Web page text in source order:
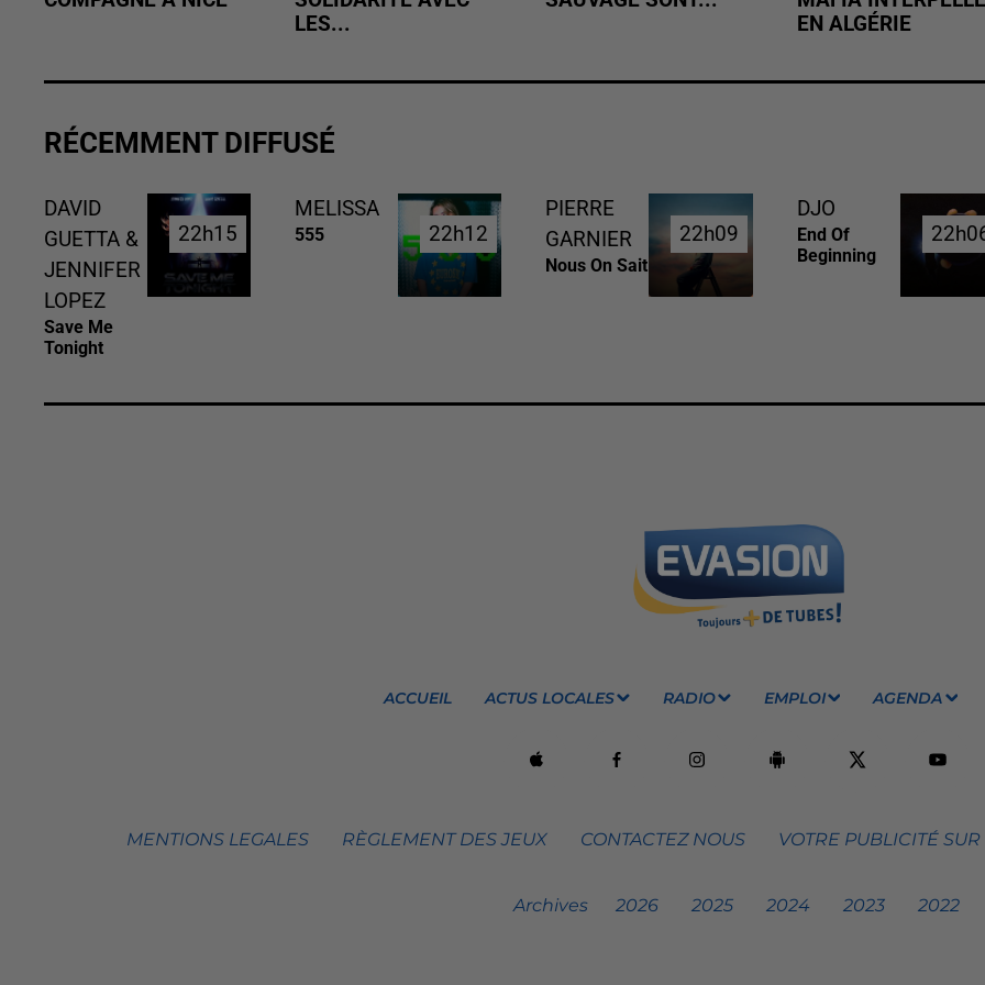
LES...
EN ALGÉRIE
RÉCEMMENT DIFFUSÉ
DAVID
GUETTA &
JENNIFER
LOPEZ
Save Me
Tonight
22h15
22h15
MELISSA
555 22h12
22h12
PIERRE
GARNIER
Nous On Sait
22h09
22h09
DJO
End Of
Beginning
ACCUEIL ACTUS LOCALES RADIO EMPLOI AGENDA
MENTIONS LEGALES RÈGLEMENT DES JEUX CONTACTEZ NOUS VOTRE PUBLICITÉ
Archives 2026 2025 2024 2023 2022